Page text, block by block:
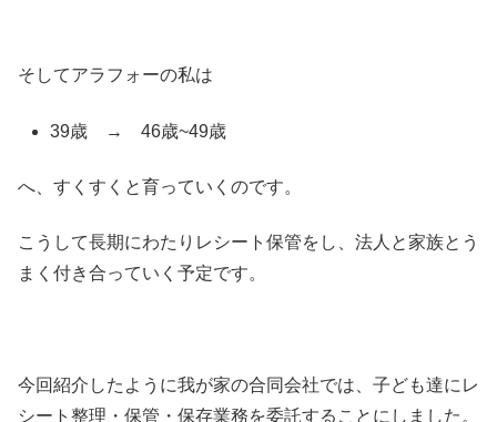
そしてアラフォーの私は
39歳 → 46歳~49歳
へ、すくすくと育っていくのです。
こうして長期にわたりレシート保管をし、法人と家族とう
まく付き合っていく予定です。
今回紹介したように我が家の合同会社では、子ども達にレ
シート整理・保管・保存業務を委託することにしました。